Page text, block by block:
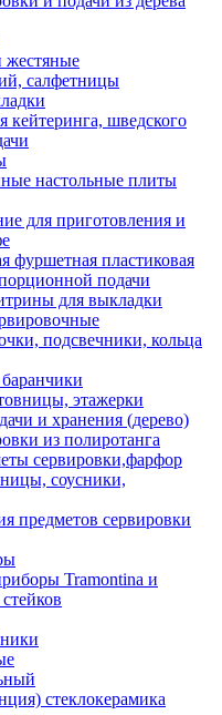
жестяные
салфетницы
кейтеринга, шведского
настольные плиты
для приготовления и
фуршетная пластиковая
подачи
для выкладки
подсвечники, кольца
этажерки
и хранения (дерево)
из полиротанга
сервировки,фарфор
соусники,
предметов сервировки
Trаmоntina и
стеклокерамика